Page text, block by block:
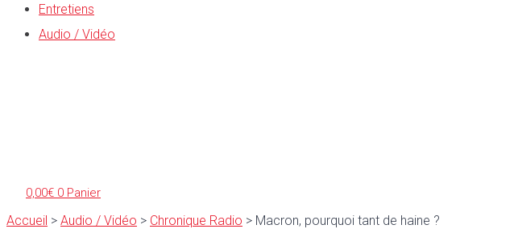
Entretiens
Audio / Vidéo
0,00€ 0 Panier
Accueil > Audio / Vidéo > Chronique Radio > Macron, pourquoi tant de haine ?